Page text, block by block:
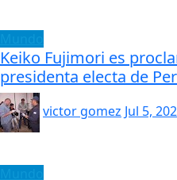
Keiko Fujimori es
presidenta electa de
victor gomez Jul 5,